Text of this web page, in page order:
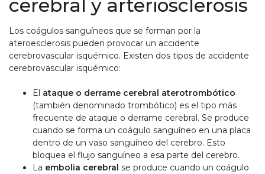
cerebral y arteriosclerosis
Los coágulos sanguíneos que se forman por la
ateroesclerosis pueden provocar un accidente
cerebrovascular isquémico. Existen dos tipos de accidente
cerebrovascular isquémico:
El ataque o derrame cerebral aterotrombótico
(también denominado trombótico) es el tipo más
frecuente de ataque o derrame cerebral. Se produce
cuando se forma un coágulo sanguíneo en una placa
dentro de un vaso sanguíneo del cerebro. Esto
bloquea el flujo sanguíneo a esa parte del cerebro.
La embolia cerebral se produce cuando un coágulo